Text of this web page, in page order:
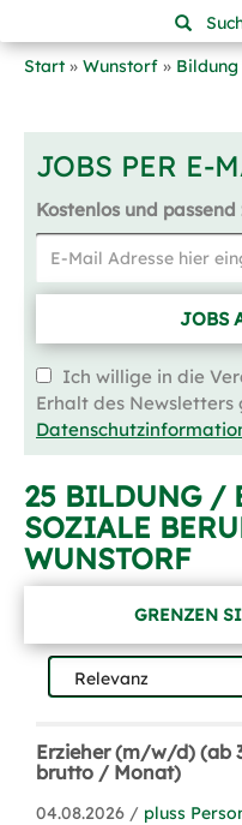
Start
Wunstorf
JOBS PER E-
Kostenlos und
JOBS
Ich willige in die
Erhalt des Newsletters
25 BILDUNG /
SOZIALE
WUNSTORF
GRENZEN
Erzieher (m/w/d) (ab
brutto / Monat)
04.08.2026 / pluss